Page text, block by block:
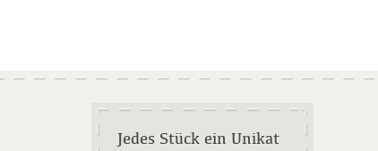
Jedes Stück ein Unikat